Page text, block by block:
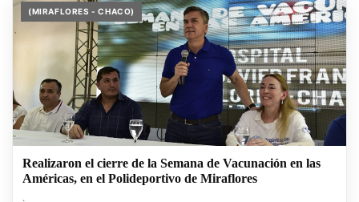
(MIRAFLORES - CHACO)
Realizaron el cierre de la Semana de Vacunación en las
Américas, en el Polideportivo de Miraflores
.